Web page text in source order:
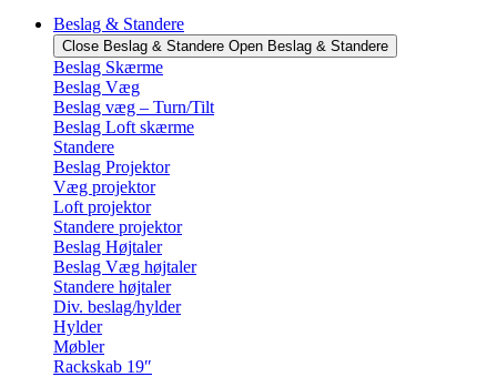
Beslag & Standere
Close Beslag & Standere Open Beslag & Standere
Beslag Skærme
Beslag Væg
Beslag væg – Turn/Tilt
Beslag Loft skærme
Standere
Beslag Projektor
Væg projektor
Loft projektor
Standere projektor
Beslag Højtaler
Beslag Væg højtaler
Standere højtaler
Div. beslag/hylder
Hylder
Møbler
Rackskab 19″